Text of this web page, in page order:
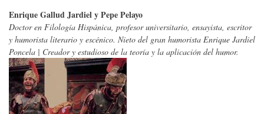
Enrique Gallud Jardiel y Pepe Pelayo
Doctor en Filología Hispánica, profesor universitario, ensayista, escritor
y humorista literario y escénico. Nieto del gran humorista Enrique Jardiel
Poncela | Creador y estudioso de la teoría y la aplicación del humor.